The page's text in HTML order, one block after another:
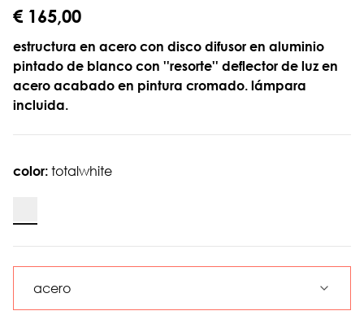
€ 165,00
estructura en acero con disco difusor en aluminio
pintado de blanco con ''resorte'' deflector de luz en
acero acabado en pintura cromado. lámpara
incluida.
color: totalwhite